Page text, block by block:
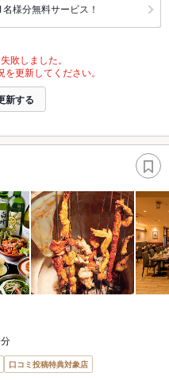
様分無料サービス！
敗しました。
更新してください。
新する
口コミ投稿特典対象店